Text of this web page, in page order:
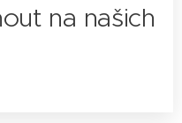
na našich